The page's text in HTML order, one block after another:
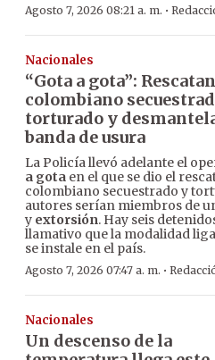
Agosto 7, 2026 08:21 a. m. ·
Nacionales
“Gota a gota”:
colombiano
torturado y
banda de usura
La Policía llevó adelante el
a gota en el que se dio el
colombiano secuestrado y
autores serían miembros de
y extorsión. Hay seis
llamativo que la modalidad
se instale en el país.
Agosto 7, 2026 07:47 a. m. ·
Nacionales
Un descenso de la